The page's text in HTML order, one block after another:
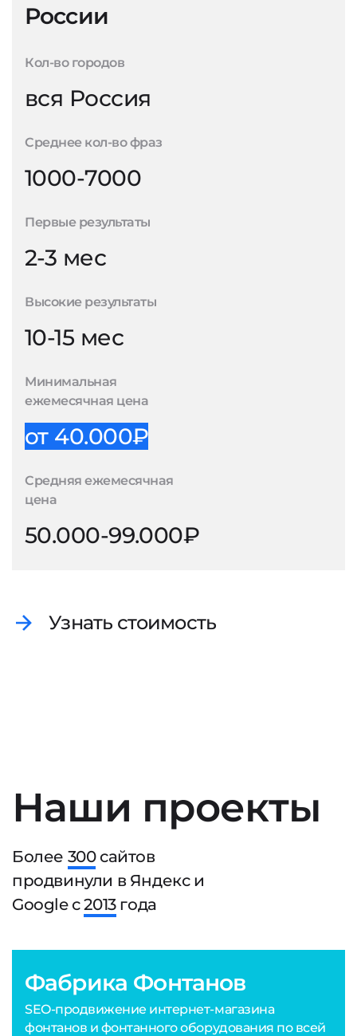
России
Кол-во городов
вся Россия
Среднее кол-во фраз
1000-7000
Первые результаты
2-3 мес
Высокие результаты
10-15 мес
Минимальная
ежемесячная цена
от 40.000₽
Средняя ежемесячная
цена
50.000-99.000₽
Узнать стоимость
Наши проекты
Более 300сайтов
продвинули в Яндекс и
Google с2013года
Фабрика Фонтанов
SEO-продвижение интернет-магазина
фонтанов и фонтанного оборудования по всей